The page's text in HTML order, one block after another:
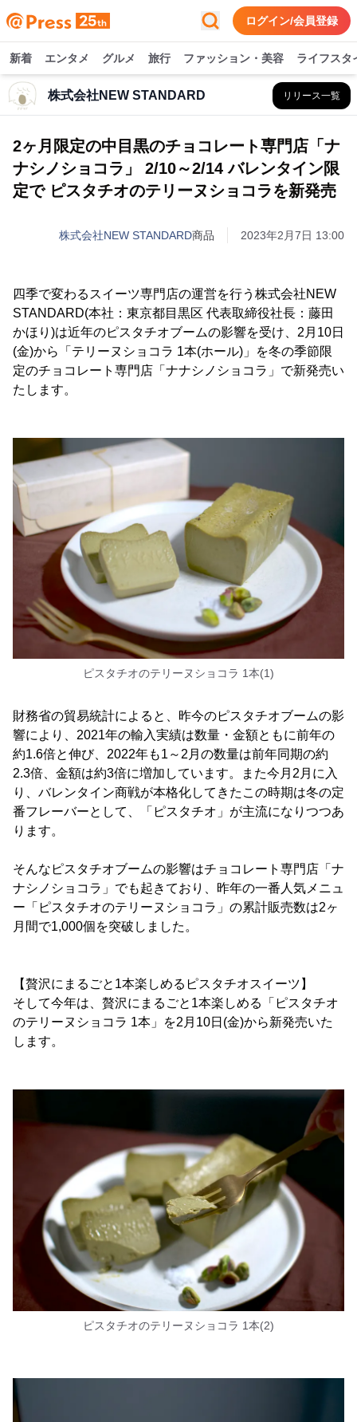
ログイン/会員登録
新着 エンタメ グルメ 旅行 ファッション・美容 ライフスタ
株式会社NEW STANDARD リリース一覧
2ヶ月限定の中目黒のチョコレート専門店「ナ
ナシノショコラ」 2/10～2/14 バレンタイン限
定で ピスタチオのテリーヌショコラを新発売
株式会社NEW STANDARD商品 2023年2月7日 13:00
四季で変わるスイーツ専門店の運営を行う株式会社NEW
STANDARD(本社：東京都目黒区 代表取締役社長：藤田
かほり)は近年のピスタチオブームの影響を受け、2月10日
(金)から「テリーヌショコラ 1本(ホール)」を冬の季節限
定のチョコレート専門店「ナナシノショコラ」で新発売い
たします。
ピスタチオのテリーヌショコラ 1本(1)
財務省の貿易統計によると、昨今のピスタチオブームの影
響により、2021年の輸入実績は数量・金額ともに前年の
約1.6倍と伸び、2022年も1～2月の数量は前年同期の約
2.3倍、金額は約3倍に増加しています。また今月2月に入
り、バレンタイン商戦が本格化してきたこの時期は冬の定
番フレーバーとして、「ピスタチオ」が主流になりつつあ
ります。
そんなピスタチオブームの影響はチョコレート専門店「ナ
ナシノショコラ」でも起きており、昨年の一番人気メニュ
ー「ピスタチオのテリーヌショコラ」の累計販売数は2ヶ
月間で1,000個を突破しました。
【贅沢にまるごと1本楽しめるピスタチオスイーツ】
そして今年は、贅沢にまるごと1本楽しめる「ピスタチオ
のテリーヌショコラ 1本」を2月10日(金)から新発売いた
します。
ピスタチオのテリーヌショコラ 1本(2)